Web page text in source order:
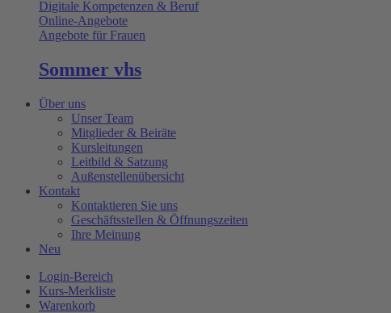
Digitale Kompetenzen & Beruf
Online-Angebote
Angebote für Frauen
Sommer vhs
Über uns
Unser Team
Mitglieder & Beiräte
Kursleitungen
Leitbild & Satzung
Außenstellenübersicht
Kontakt
Kontaktieren Sie uns
Geschäftsstellen & Öffnungszeiten
Ihre Meinung
Neu
Login-Bereich
Kurs-Merkliste
Warenkorb